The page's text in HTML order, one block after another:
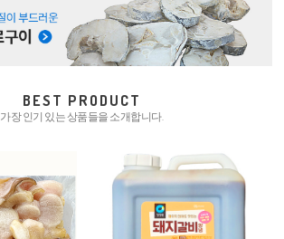
BEST PRODUCT
가장 인기 있는 상품들을 소개합니다.